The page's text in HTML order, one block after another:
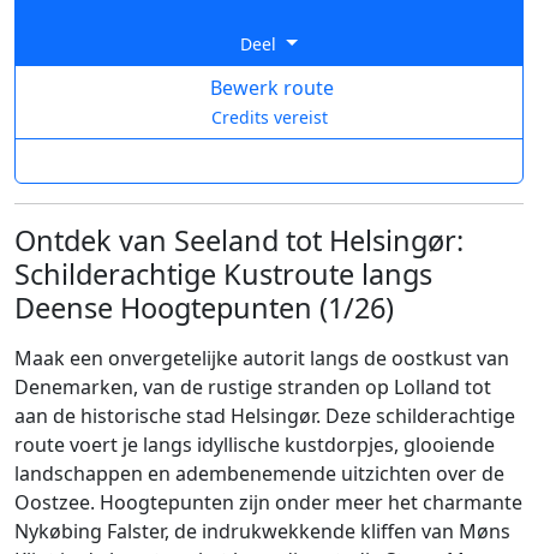
Deel
Bewerk route
Credits vereist
Ontdek van Seeland tot Helsingør:
Schilderachtige Kustroute langs
Deense Hoogtepunten (1/26)
Maak een onvergetelijke autorit langs de oostkust van
Denemarken, van de rustige stranden op Lolland tot
aan de historische stad Helsingør. Deze schilderachtige
route voert je langs idyllische kustdorpjes, glooiende
landschappen en adembenemende uitzichten over de
Oostzee. Hoogtepunten zijn onder meer het charmante
Nykøbing Falster, de indrukwekkende kliffen van Møns